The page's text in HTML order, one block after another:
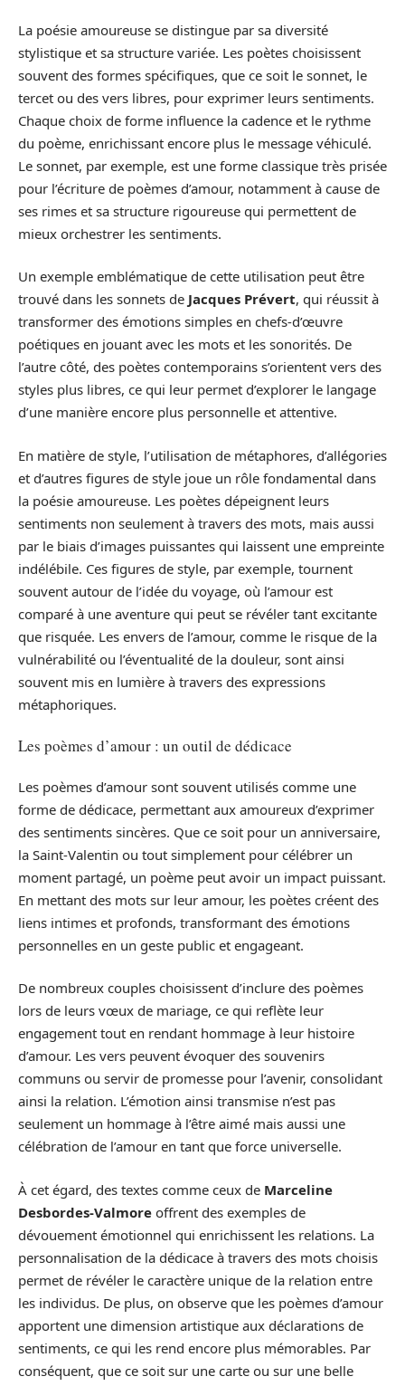
La poésie amoureuse se distingue par sa diversité
stylistique et sa structure variée. Les poètes choisissent
souvent des formes spécifiques, que ce soit le sonnet, le
tercet ou des vers libres, pour exprimer leurs sentiments.
Chaque choix de forme influence la cadence et le rythme
du poème, enrichissant encore plus le message véhiculé.
Le sonnet, par exemple, est une forme classique très prisée
pour l’écriture de poèmes d’amour, notamment à cause de
ses rimes et sa structure rigoureuse qui permettent de
mieux orchestrer les sentiments.
Un exemple emblématique de cette utilisation peut être
trouvé dans les sonnets de Jacques Prévert, qui réussit à
transformer des émotions simples en chefs-d’œuvre
poétiques en jouant avec les mots et les sonorités. De
l’autre côté, des poètes contemporains s’orientent vers des
styles plus libres, ce qui leur permet d’explorer le langage
d’une manière encore plus personnelle et attentive.
En matière de style, l’utilisation de métaphores, d’allégories
et d’autres figures de style joue un rôle fondamental dans
la poésie amoureuse. Les poètes dépeignent leurs
sentiments non seulement à travers des mots, mais aussi
par le biais d’images puissantes qui laissent une empreinte
indélébile. Ces figures de style, par exemple, tournent
souvent autour de l’idée du voyage, où l’amour est
comparé à une aventure qui peut se révéler tant excitante
que risquée. Les envers de l’amour, comme le risque de la
vulnérabilité ou l’éventualité de la douleur, sont ainsi
souvent mis en lumière à travers des expressions
métaphoriques.
Les poèmes d’amour : un outil de dédicace
Les poèmes d’amour sont souvent utilisés comme une
forme de dédicace, permettant aux amoureux d’exprimer
des sentiments sincères. Que ce soit pour un anniversaire,
la Saint-Valentin ou tout simplement pour célébrer un
moment partagé, un poème peut avoir un impact puissant.
En mettant des mots sur leur amour, les poètes créent des
liens intimes et profonds, transformant des émotions
personnelles en un geste public et engageant.
De nombreux couples choisissent d’inclure des poèmes
lors de leurs vœux de mariage, ce qui reflète leur
engagement tout en rendant hommage à leur histoire
d’amour. Les vers peuvent évoquer des souvenirs
communs ou servir de promesse pour l’avenir, consolidant
ainsi la relation. L’émotion ainsi transmise n’est pas
seulement un hommage à l’être aimé mais aussi une
célébration de l’amour en tant que force universelle.
À cet égard, des textes comme ceux de Marceline
Desbordes-Valmore offrent des exemples de
dévouement émotionnel qui enrichissent les relations. La
personnalisation de la dédicace à travers des mots choisis
permet de révéler le caractère unique de la relation entre
les individus. De plus, on observe que les poèmes d’amour
apportent une dimension artistique aux déclarations de
sentiments, ce qui les rend encore plus mémorables. Par
conséquent, que ce soit sur une carte ou sur une belle